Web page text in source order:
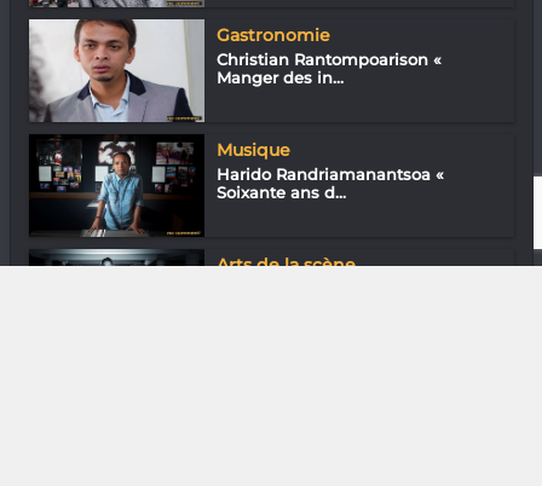
Gastronomie
Christian Rantompoarison «
Manger des in...
Musique
Harido Randriamanantsoa «
Soixante ans d...
Arts de la scène